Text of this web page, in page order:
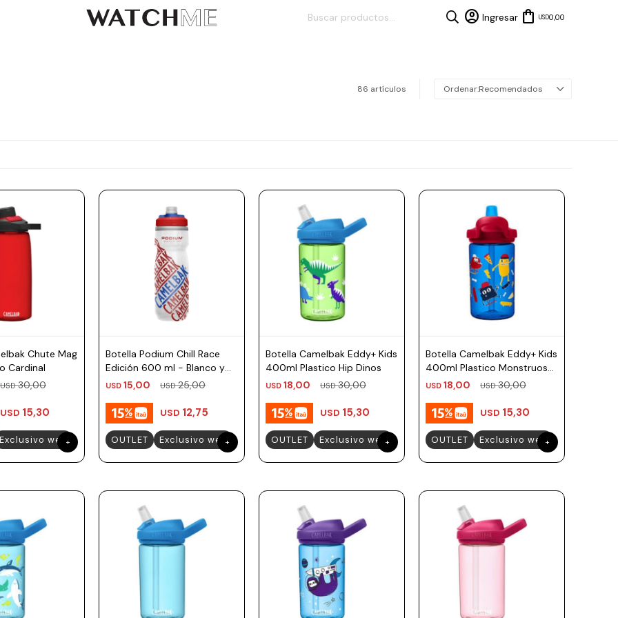
USD0,00
86 artículos Recomendados
Chute Mag
Cardinal
USD 30,00
USD 15,30
Exclusivo web
Botella Podium Chill Race
Edición 600 ml - Blanco y
Rojo
USD 15,00 USD 25,00
USD 12,75
OUTLET Exclusivo web
Botella Camelbak Eddy+ Kids
400ml Plastico Hip Dinos
USD 18,00 USD 30,00
USD 15,30
OUTLET Exclusivo web
Botella Camelbak Eddy+ Kids
400ml Plastico Monstruos
Skaters
USD 18,00 USD 30,00
USD 15,30
OUTLET Exclusivo web